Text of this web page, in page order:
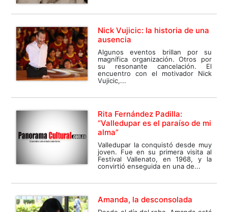
Nick Vujicic: la historia de una
ausencia
Algunos eventos brillan por su
magnífica organización. Otros por
su resonante cancelación. El
encuentro con el motivador Nick
Vujicic,...
Rita Fernández Padilla:
“Valledupar es el paraíso de mi
alma”
Valledupar la conquistó desde muy
joven. Fue en su primera visita al
Festival Vallenato, en 1968, y la
convirtió enseguida en una de...
Amanda, la desconsolada